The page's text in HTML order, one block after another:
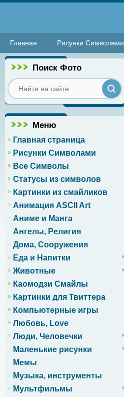
Главная Рисунки Символами
Поиск Фото
Меню
Главная страница
Рисунки Символами
Все Символы
Статусы из символов
Картинки из смайликов
Анимация ASCII Art
Аниме и Манга
Ангелы, Религия
Дома, Сооружения
Еда и Напитки
Животные
Каомодзи Смайлы
Картинки для Твиттера
Компьютерные игры
Любовь, Love
Люди, Человечки
Маленькие рисунки
Мемы
Музыка, инструменты
Мультфильмы